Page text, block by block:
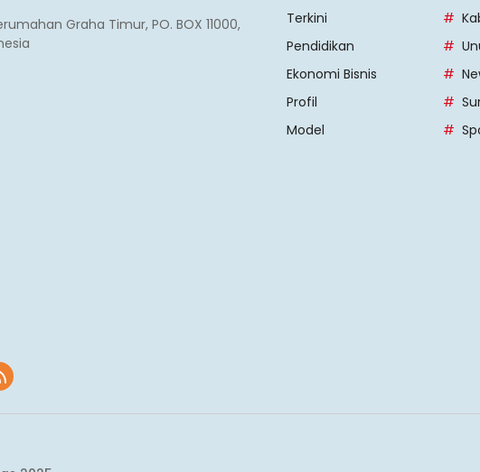
Graha Timur, PO. BOX 11000,
Terkini
Pendidikan
Ekonomi Bisnis
Profil
Model